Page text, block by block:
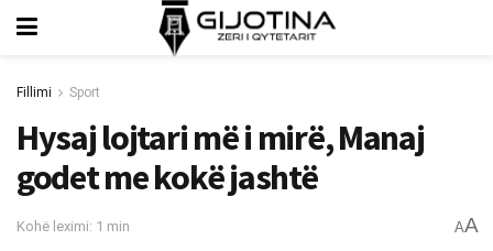
Fillimi Sport
Hysaj lojtari më i mirë, Manaj
godet me kokë jashtë
Kohë leximi: 1 min AA